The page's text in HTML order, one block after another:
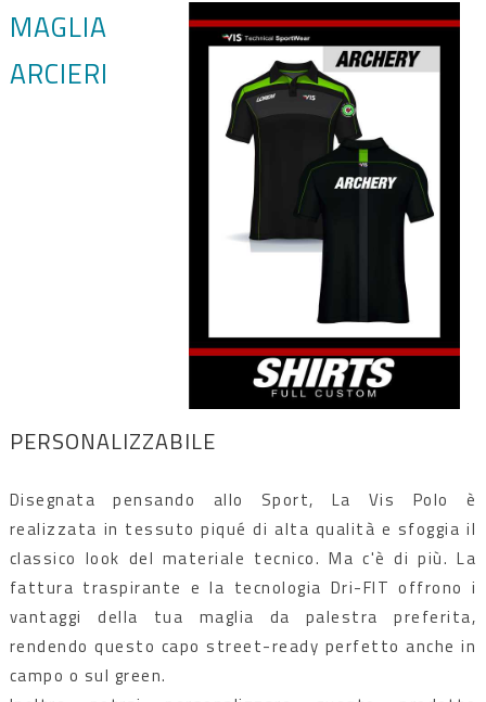
MAGLIA
ARCIERI
PERSONALIZZABILE
Disegnata pensando allo Sport, La Vis Polo è
realizzata in tessuto piqué di alta qualità e sfoggia il
classico look del materiale tecnico. Ma c'è di più. La
fattura traspirante e la tecnologia Dri-FIT offrono i
vantaggi della tua maglia da palestra preferita,
rendendo questo capo street-ready perfetto anche in
campo o sul green.